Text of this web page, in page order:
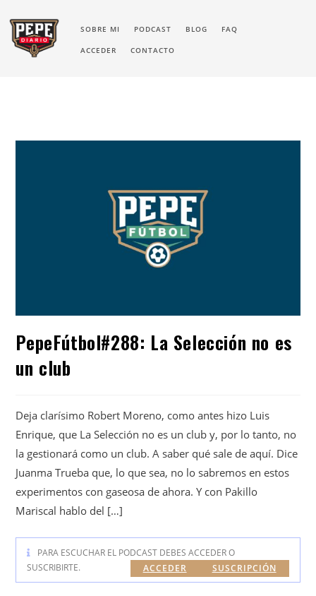
SOBRE MI PODCAST BLOG FAQ
ACCEDER CONTACTO
PepeFútbol#288: La Selección no es
un club
Deja clarísimo Robert Moreno, como antes hizo Luis
Enrique, que La Selección no es un club y, por lo tanto, no
la gestionará como un club. A saber qué sale de aquí. Dice
Juanma Trueba que, lo que sea, no lo sabremos en estos
experimentos con gaseosa de ahora. Y con Pakillo
Mariscal hablo del […]
PARA ESCUCHAR EL PODCAST DEBES ACCEDER O
SUSCRIBIRTE.
SUSCRIPCIÓN
ACCEDER